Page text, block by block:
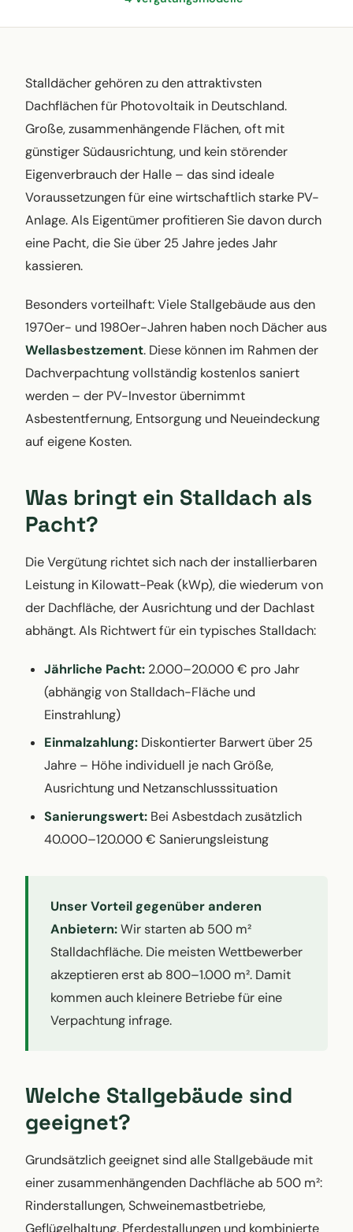
Stalldächer gehören zu den attraktivsten
Dachflächen für Photovoltaik in Deutschland.
Große, zusammenhängende Flächen, oft mit
günstiger Südausrichtung, und kein störender
Eigenverbrauch der Halle – das sind ideale
Voraussetzungen für eine wirtschaftlich starke PV-
Anlage. Als Eigentümer profitieren Sie davon durch
eine Pacht, die Sie über 25 Jahre jedes Jahr
kassieren.
Besonders vorteilhaft: Viele Stallgebäude aus den
1970er- und 1980er-Jahren haben noch Dächer aus
Wellasbestzement. Diese können im Rahmen der
Dachverpachtung vollständig kostenlos saniert
werden – der PV-Investor übernimmt
Asbestentfernung, Entsorgung und Neueindeckung
auf eigene Kosten.
Was bringt ein Stalldach als
Pacht?
Die Vergütung richtet sich nach der installierbaren
Leistung in Kilowatt-Peak (kWp), die wiederum von
der Dachfläche, der Ausrichtung und der Dachlast
abhängt. Als Richtwert für ein typisches Stalldach:
Jährliche Pacht: 2.000–20.000 € pro Jahr
(abhängig von Stalldach-Fläche und
Einstrahlung)
Einmalzahlung: Diskontierter Barwert über 25
Jahre – Höhe individuell je nach Größe,
Ausrichtung und Netzanschlusssituation
Sanierungswert: Bei Asbestdach zusätzlich
40.000–120.000 € Sanierungsleistung
Unser Vorteil gegenüber anderen
Anbietern:Wir starten ab 500 m²
Stalldachfläche. Die meisten Wettbewerber
akzeptieren erst ab 800–1.000 m². Damit
kommen auch kleinere Betriebe für eine
Verpachtung infrage.
Welche Stallgebäude sind
geeignet?
Grundsätzlich geeignet sind alle Stallgebäude mit
einer zusammenhängenden Dachfläche ab 500 m²:
Rinderstallungen, Schweinemastbetriebe,
Geflügelhaltung, Pferdestallungen und kombinierte